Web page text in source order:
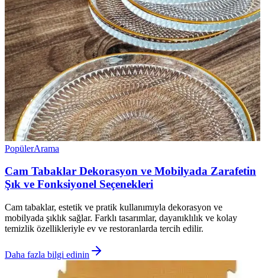
PopülerArama
Cam Tabaklar Dekorasyon ve Mobilyada Zarafetin
Şık ve Fonksiyonel Seçenekleri
Cam tabaklar, estetik ve pratik kullanımıyla dekorasyon ve
mobilyada şıklık sağlar. Farklı tasarımlar, dayanıklılık ve kolay
temizlik özellikleriyle ev ve restoranlarda tercih edilir.
Daha fazla bilgi edinin